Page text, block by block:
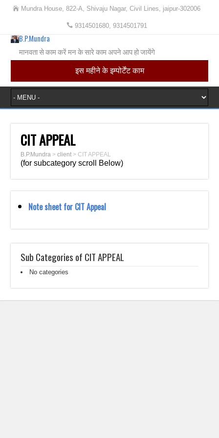
Mundra House, 822-A, Shivaju Nagar, Civil Lines, jaipur-302006
9314501680, 9314501791
B.P.Mundra
मानवता से काम करें मन के सारे काम अपने आप हो जायेंगे
इस महीने के इम्पोर्टेंट काम
CIT APPEAL
B.P.Mundra >client >CIT APPEAL
(for subcategory scroll Below)
Note sheet for CIT Appeal
Sub Categories of CIT APPEAL
No categories